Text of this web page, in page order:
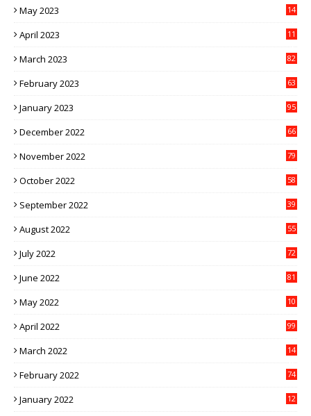
May 2023
14
April 2023
11
March 2023 82
February 2023 63
January 2023 95
December 2022 66
November 2022 79
October 2022 58
September 2022 39
August 2022 55
July 2022 72
June 2022 81
May 2022
10
April 2022 99
March 2022
14
February 2022 74
January 2022
12